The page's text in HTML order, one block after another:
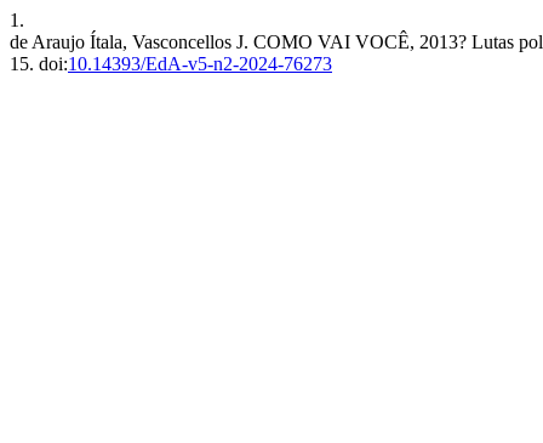
1.
de Araujo Ítala, Vasconcellos J. COMO VAI VOCÊ, 2013? Lutas
15. doi:10.14393/EdA-v5-n2-2024-76273